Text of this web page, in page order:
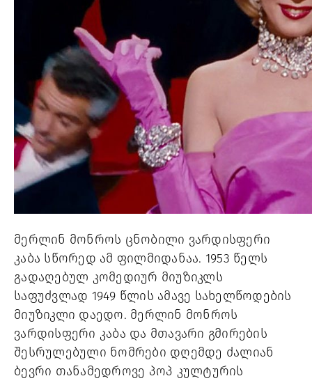
მერლინ მონროს ცნობილი ვარდისფერი
კაბა სწორედ ამ ფილმიდანაა. 1953 წელს
გადაღებულ კომედიურ მიუზიკლს
საფუძვლად 1949 წლის ამავე სახელწოდების
მიუზიკლი დაედო. მერლინ მონროს
ვარდისფერი კაბა და მთავარი გმირების
შესრულებული ნომრები დღემდე ძალიან
ბევრი თანამედროვე პოპ კულტურის